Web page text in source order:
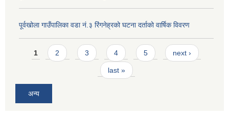
पूर्वखोला गाउँपालिका वडा नं.३ रिंगनेह्रको घटना दर्ताको वार्षिक विवरण
Pages
1 2 3 4 5 next ›
last »
अन्य